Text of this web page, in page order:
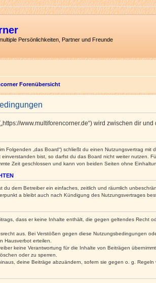
Persönlichkeiten, Partner und Freunde
Forenübersicht
www.multiforencorner.de“) wird zwischen dir
Folgenden „das Board“) schließt du einen Nutzungsvertrag
bist, so darfst du das Board nicht weiter nutzen.
Zeit geschlossen und kann von beiden Seiten ohne
du dem Betreiber ein einfaches, zeitlich und räumlich
a bleibt auch nach Kündigung des Nutzungsvertrages
dass er keine Inhalte enthält, die gegen geltendes
aus. Bei Verstößen gegen diese Nutzungsbedingungen
Hausverbot erteilen.
keine Verantwortung für die Inhalte von Beiträgen
oder zu sperren.
deine Beiträge abzuändern, sofern sie gegen o. g.